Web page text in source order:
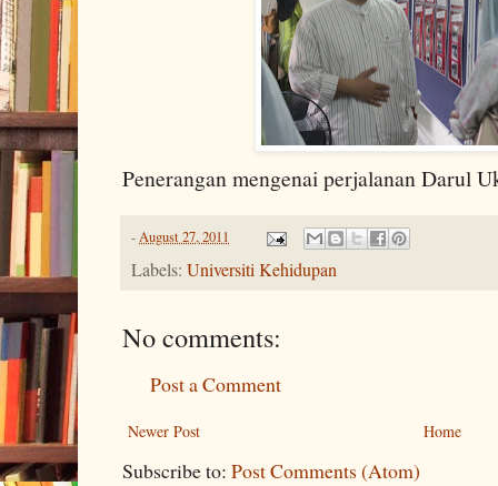
Penerangan mengenai perjalanan Darul
-August 27, 2011
Labels: Universiti Kehidupan
No comments:
Post a Comment
Newer Post Home
Subscribe to: Post Comments (Atom)